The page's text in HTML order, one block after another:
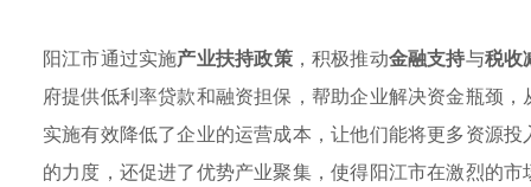
阳江市通过实施产业扶持政策，积极推动金融支持与税收
府提供低利率贷款和融资担保，帮助企业解决资金瓶颈
实施有效降低了企业的运营成本，让他们能将更多资源
的力度，还促进了优势产业聚集，使得阳江市在激烈的